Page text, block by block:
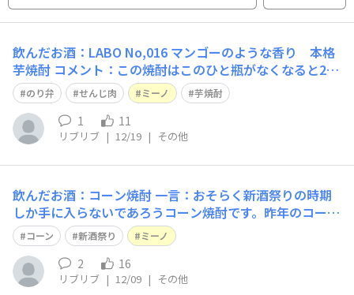
飲んだお酒：LABO No,016 マンゴーのような香り 本格
芋焼酎 コメント：この焼酎はこのひと瓶がなくなると2度
と飲めないんだなーとおもいつつ大切に味わってます。炭
酸割りの時の香りと風味好きです。 つまみは広島特産
「せんじ肉」などとその後の食事は学生時代から助けてく
れている「のり弁」です。今夜も
のり弁 せんじ肉 ミーノ 芋焼酎
1 11
リブリブ | 12/19 | その他
飲んだお酒：コーン焼酎 一言：おそらく新酒祭りの時期
しか手に入らないであろうコーン焼酎です。昨年のコーン
焼酎のテントで試飲させてもらった際に気に入ってしまい
今年も購入,つまみはミーノ、スモークチーズ、ドライフ
ルーツです よく合います
コーン 新酒祭り ミーノ
2 16
リブリブ | 12/09 | その他